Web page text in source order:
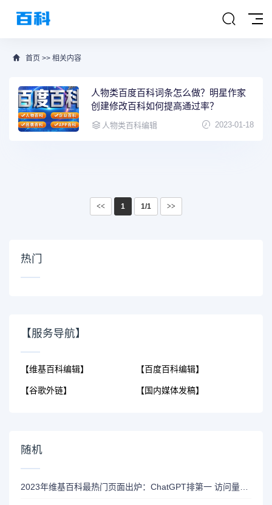
首页 >> 相关内容
人物类百度百科词条怎么做？明星作家
创建修改百科如何提高通过率？
人物类百科编辑 2023-01-18
<< 1 1/1 >>
热门
【服务导航】
【维基百科编辑】
【谷歌外链】
【百度百科编辑】
【国内媒体发稿】
随机